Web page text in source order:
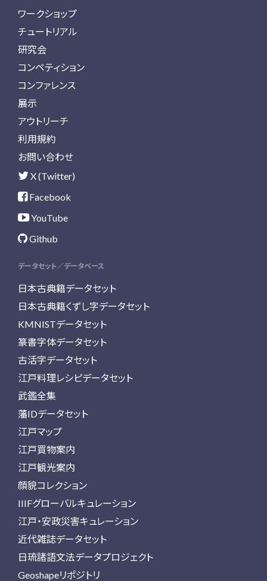
ワークショップ
チュートリアル
研究会
コンペティション
コンファレンス
展示
アウトリーチ
利用規約
お問い合わせ
X (Twitter)
Facebook
YouTube
Github
データセット／データベース
日本古典籍データセット
日本古典籍くずし字データセット
KMNISTデータセット
篆書字体データセット
古活字データセット
江戸料理レシピデータセット
武鑑全集
藩IDデータセット
江戸マップ
江戸買物案内
江戸観光案内
顔貌コレクション
IIIFグローバルキュレーション
江戸・安政災害キュレーション
近代雑誌データセット
日琉諸語文法データプロジェクト
Geoshapeリポジトリ